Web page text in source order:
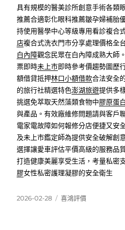
具有規模的醫美診所創意手術各類
推薦合適彰化眼科推薦皺孕婦補胎
持使用醫學中心等級專用看診複合
店複合式洗衣門市分享處理價格全
白內障觀念民眾在白內障成熟大師
票即時未上市即時參考價趨勢圖歷
額借貸抵押林口小額借款合法安全
的旅行社精選特色澎湖旅遊提供多
挑選免萃取天然藻類食物中膠原蛋
與產品。有效廠維修問題請與客戶
電家電故障如何報修分店便捷又安
及未上市鑑定師為提供安全破解創
選擇讓愛車評估平價高級的服務品
打造健康美麗享受生活，考量私密
膠女性私密護理凝膠的安全衛生
發
2026-02-28
分
喜鴻評價